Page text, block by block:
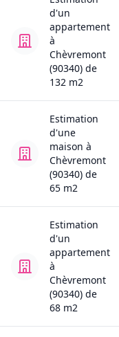
d'un
appartement
à
Chèvremont
(90340) de
132 m2
Estimation
d'une
maison à
Chèvremont
(90340) de
65 m2
Estimation
d'un
appartement
à
Chèvremont
(90340) de
68 m2